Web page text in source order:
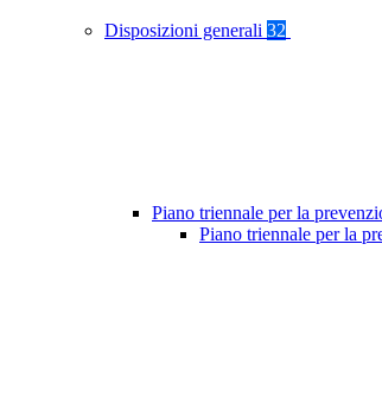
Disposizioni generali 32
Piano triennale per la
Piano triennale per la